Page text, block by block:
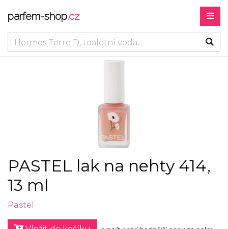
parfem-shop.cz
PASTEL lak na nehty 414,
13 ml
Pastel